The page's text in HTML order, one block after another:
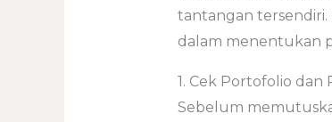
tantangan
dalam menentukan
1. Cek Portofolio dan
Sebelum